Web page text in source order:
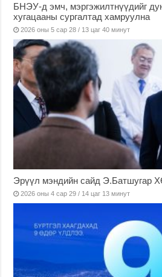
БНЭУ-д эмч, мэргэжилтнүүдийг
хугацааны сургалтад хамруулна
2026 оны 5 сар 28 / 13 цаг 40 минут
Эрүүл мэндийн сайд Э.Батшугар
2026 оны 4 сар 29 / 14 цаг 13 минут